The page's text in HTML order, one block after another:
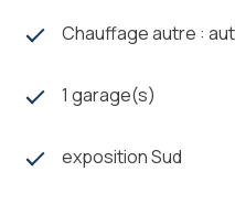
Chauffage autre :
1 garage(s)
exposition Sud